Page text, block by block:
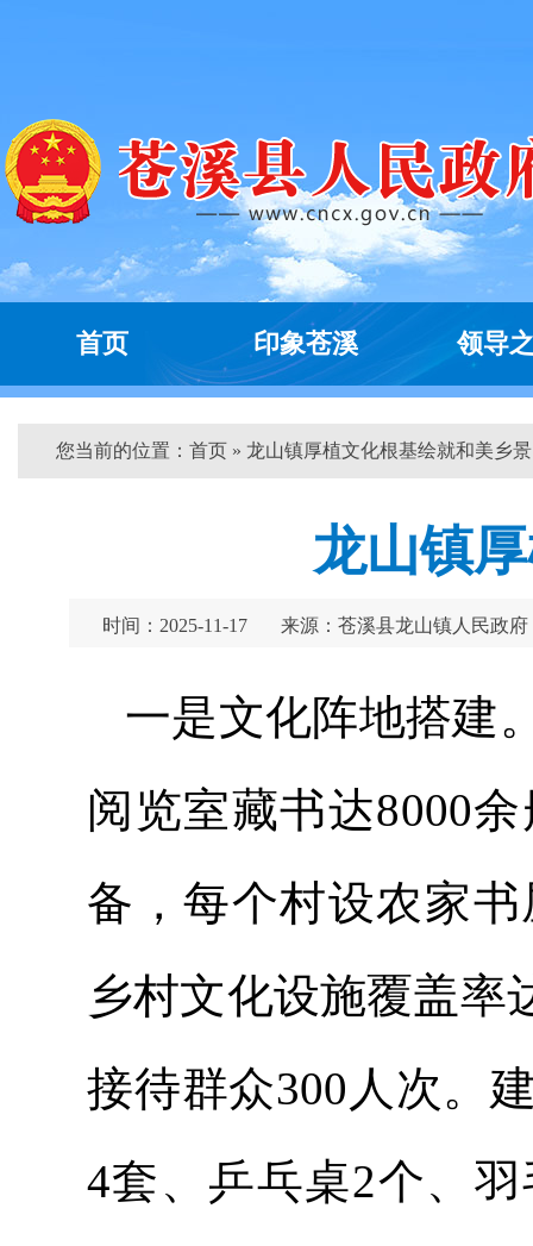
首页 印象苍溪 领导
您当前的位置： 首页 » 龙山镇厚植文化根基绘就和美乡
龙山镇
时间：2025-11-17 来源：苍溪县龙山镇人民政府
一是文化阵地搭建
阅览室藏书达8000
备，每个村设农家
乡村文化设施覆盖率
接待群众300人次。
4套、乒乓桌2个、